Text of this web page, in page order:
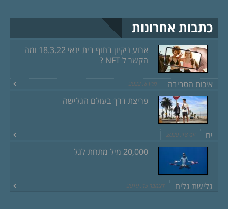
כתבות אחרונות
ארוע ניקיון בחוף בית ינאי 18.3.22 ומה
הקשר ל NFT ?
איכות הסביבה מרץ 8, 2022
פריצת דרך בעולם הגלישה
ים יוני 18, 2020
20,000 מיל מתחת לגל
גלישת גלים דצמבר 13, 2019